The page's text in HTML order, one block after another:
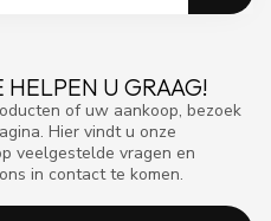
U GRAAG!
of uw aankoop, bezoek
Hier vindt u onze
veelgestelde vragen en
in contact te komen.